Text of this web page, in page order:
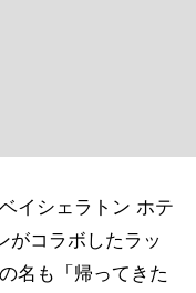
イシェラトン ホテ
がコラボしたラッ
名も「帰ってきた